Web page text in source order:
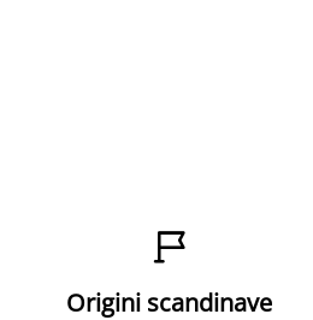

Origini scandinave